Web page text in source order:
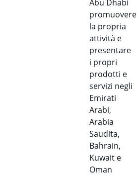
Abu Dhabi
promuovere
la propria
attività e
presentare
i propri
prodotti e
servizi negli
Emirati
Arabi,
Arabia
Saudita,
Bahrain,
Kuwait e
Oman